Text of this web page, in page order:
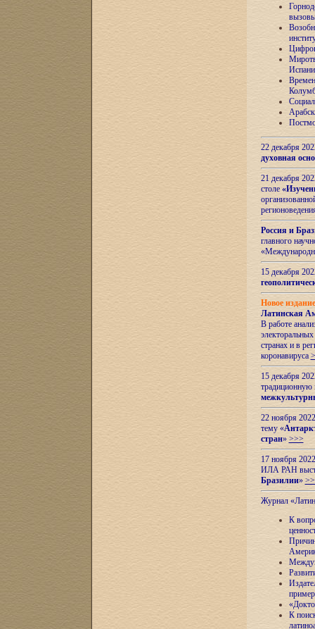
22 декабря
духовная
21 декабря
столе
Россия и
главного
15 декабря
Новое
Латинская
В работе
странах и в
коронавируса
15 декабря
22 ноября
тему «
стран» >>>
17 ноября
ИЛА РАН
Бразилии»
Журнал
К
К